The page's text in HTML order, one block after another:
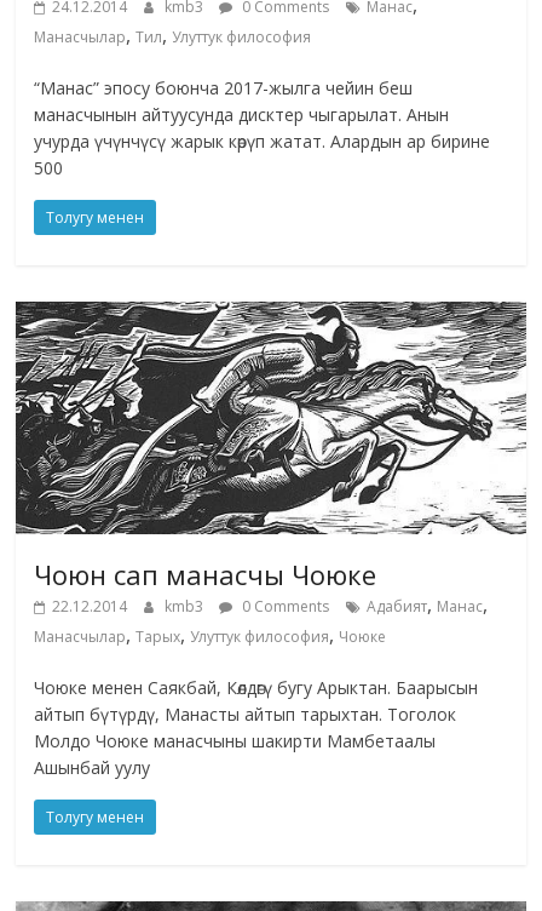
24.12.2014 kmb3 0 Comments Манас,
Манасчылар,Тил, Улуттук философия
“Манас” эпосу боюнча 2017-жылга чейин беш
манасчынын айтуусунда дисктер чыгарылат. Анын
учурда үчүнчүсү жарык көрүп жатат. Алардын ар бирине
500
Толугу менен
Чоюн сап манасчы Чоюке
22.12.2014 kmb3 0 Comments Адабият, Манас,
Манасчылар,Тарых, Улуттук философия, Чоюке
Чоюке менен Саякбай, Көлдөгү бугу Арыктан. Баарысын
айтып бүтүрдү, Манасты айтып тарыхтан. Тоголок
Молдо Чоюке манасчыны шакирти Мамбетаалы
Ашынбай уулу
Толугу менен